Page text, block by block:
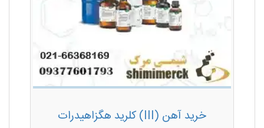
خرید آهن (III) کلرید هگزاهیدرات